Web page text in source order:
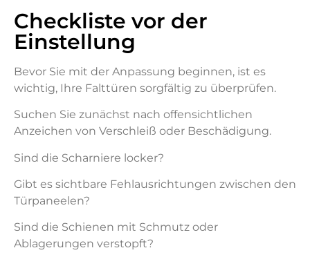
Checkliste vor der
Einstellung
Bevor Sie mit der Anpassung beginnen, ist es
wichtig, Ihre Falttüren sorgfältig zu überprüfen.
Suchen Sie zunächst nach offensichtlichen
Anzeichen von Verschleiß oder Beschädigung.
Sind die Scharniere locker?
Gibt es sichtbare Fehlausrichtungen zwischen den
Türpaneelen?
Sind die Schienen mit Schmutz oder
Ablagerungen verstopft?